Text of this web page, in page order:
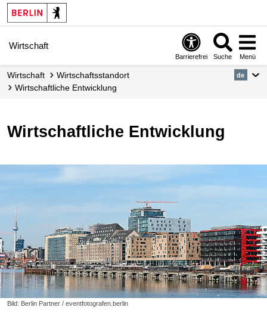
Wirtschaft
Barrierefrei Suche Menü
Wirtschaft
Wirtschafts­standort
Wirtschaftliche Entwicklung
de
Wirtschaftliche Entwicklung
Bild: Berlin Partner / eventfotografen.berlin